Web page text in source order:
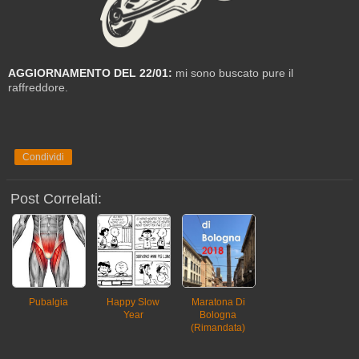
AGGIORNAMENTO DEL 22/01: mi sono buscato pure il
raffreddore.
Condividi
Post Correlati:
Pubalgia
Happy Slow
Year
Maratona Di
Bologna
(rimandata)